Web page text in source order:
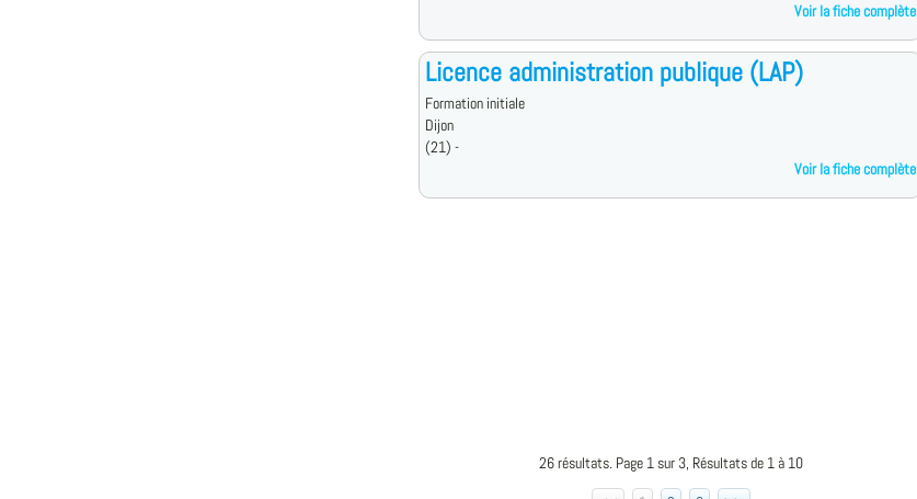
Voir la fiche complète
Licence administration publique (LAP)
Formation initiale
Dijon
(21) -
Voir la fiche complète
26 résultats. Page 1 sur 3, Résultats de 1 à 10